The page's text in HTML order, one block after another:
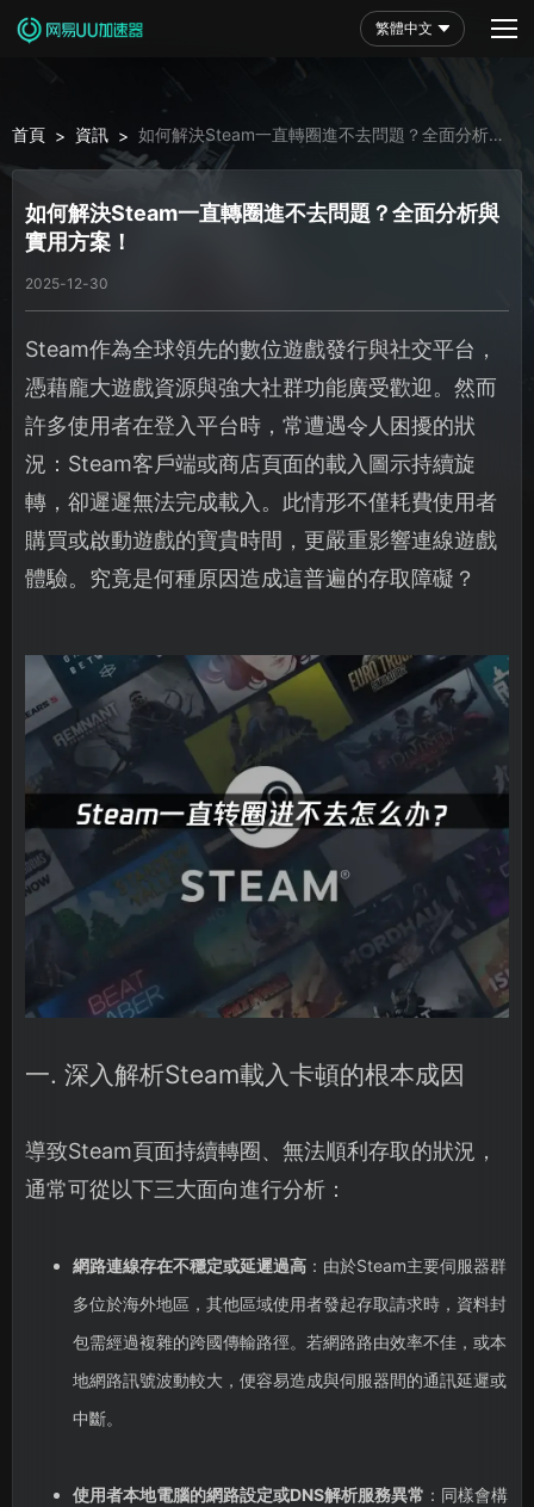
繁體中文
首頁 > 資訊 > 如何解決Steam一直轉圈進不去問題？全面分析與
實用方案！
如何解決Steam一直轉圈進不去問題？全面分析與
實用方案！
2025-12-30
Steam作為全球領先的數位遊戲發行與社交平台，
憑藉龐大遊戲資源與強大社群功能廣受歡迎。然而
許多使用者在登入平台時，常遭遇令人困擾的狀
況：Steam客戶端或商店頁面的載入圖示持續旋
轉，卻遲遲無法完成載入。此情形不僅耗費使用者
購買或啟動遊戲的寶貴時間，更嚴重影響連線遊戲
體驗。究竟是何種原因造成這普遍的存取障礙？
一. 深入解析Steam載入卡頓的根本成因
導致Steam頁面持續轉圈、無法順利存取的狀況，
通常可從以下三大面向進行分析：
網路連線存在不穩定或延遲過高：由於Steam主要伺服器群
多位於海外地區，其他區域使用者發起存取請求時，資料封
包需經過複雜的跨國傳輸路徑。若網路路由效率不佳，或本
地網路訊號波動較大，便容易造成與伺服器間的通訊延遲或
中斷。
使用者本地電腦的網路設定或DNS解析服務異常 ：同樣會構